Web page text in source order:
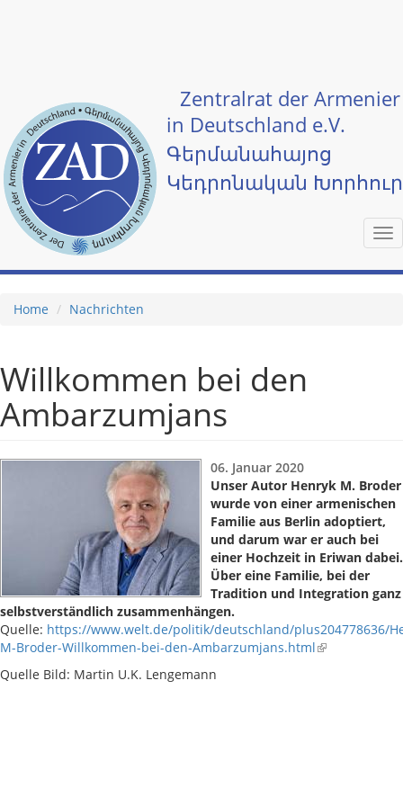
Zentralrat der Armenier
in Deutschland e.V.
Գերմանահայոց
Կեդրոնական
Home Nachrichten
Willkommen bei den
Ambarzumjans
06. Januar 2020
Unser Autor Henryk M. Broder
wurde von einer armenischen
Familie aus Berlin adoptiert,
und darum war er auch bei
einer Hochzeit in Eriwan dabei.
Über eine Familie, bei der
Tradition und Integration ganz
selbstverständlich zusammenhängen.
Quelle: https://www.welt.de/politik/deutschland/plus204778636/
M-Broder-Willkommen-bei-den-Ambarzumjans.html
Quelle Bild: Martin U.K. Lengemann